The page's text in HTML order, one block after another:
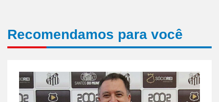
Recomendamos para você